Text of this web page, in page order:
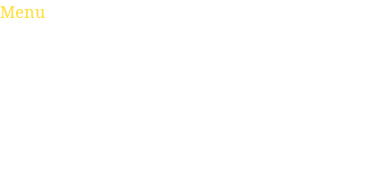
Menu